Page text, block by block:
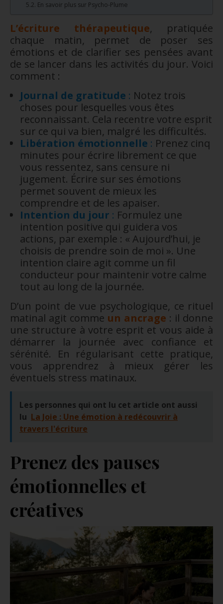
En savoir plus sur Psycho-Plume
L’écriture thérapeutique, pratiquée
chaque matin, permet de poser ses
émotions et de clarifier ses pensées avant
de se lancer dans les activités du jour. Voici
comment :
Journal de gratitude : Notez trois
choses pour lesquelles vous êtes
reconnaissant. Cela recentre votre esprit
sur ce qui va bien, malgré les difficultés.
Libération émotionnelle : Prenez cinq
minutes pour écrire librement ce que
vous ressentez, sans censure ni
jugement. Écrire sur ses émotions
permet souvent de mieux les
comprendre et de les apaiser.
Intention du jour : Formulez une
intention positive qui guidera vos
actions, par exemple : « Aujourd’hui, je
choisis de prendre soin de moi ». Une
intention claire agit comme un fil
conducteur pour maintenir votre calme
tout au long de la journée.
D’un point de vue psychologique, ce rituel
matinal agit comme un ancrage : il donne
une structure à votre esprit et vous aide à
démarrer la journée avec confiance et
sérénité. En régularisant cette pratique,
vous apprendrez à mieux gérer les
éventuels stress matinaux.
Les personnes qui ont lu cet article ont aussi
lu La Joie : Une émotion à redécouvrir à
travers l'écriture
Prenez des pauses
émotionnelles et
créatives